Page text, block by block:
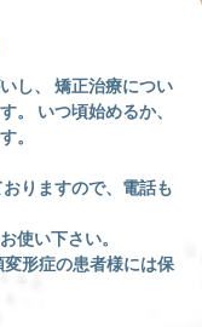
し、 矯正治療につい
。 いつ頃始めるか、
。
りますので、電話も
使い下さい。
形症の患者様には保